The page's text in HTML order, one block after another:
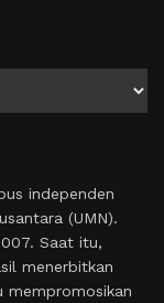
independen
(UMN).
Saat itu,
menerbitkan
mempromosikan